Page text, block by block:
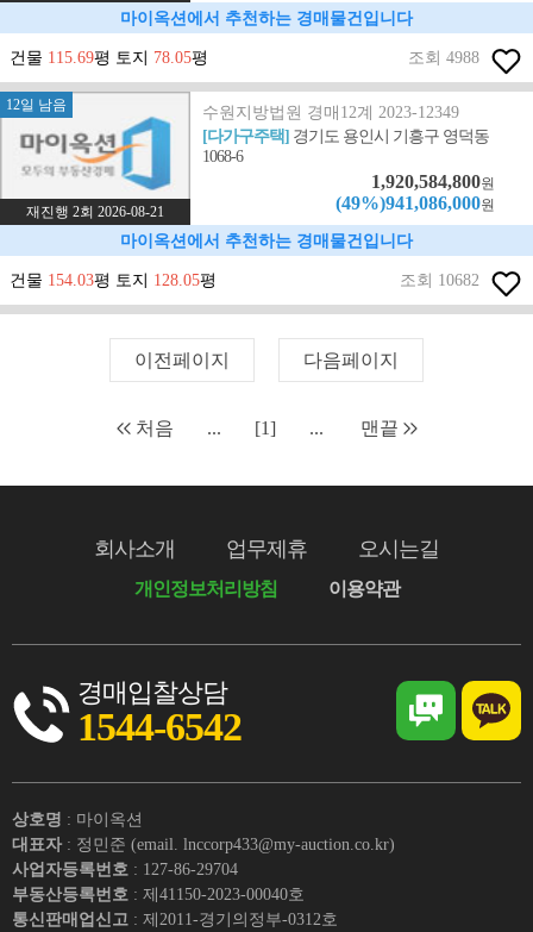
마이옥션에서 추천하는 경매물건입니다
건물 115.69평 토지 78.05평 조회 4988
12일 남음
재진행 2회 2026-08-21
수원지방법원 경매12계 2023-12349
[다가구주택] 경기도 용인시 기흥구 영덕동
1068-6
1,920,584,800원
(49%)941,086,000원
마이옥션에서 추천하는 경매물건입니다
건물 154.03평 토지 128.05평 조회 10682
이전페이지 다음페이지
처음 ... [1] ... 맨끝
회사소개 업무제휴 오시는길
개인정보처리방침 이용약관
경매입찰상담
1544-6542
상호명 : 마이옥션
대표자 : 정민준 (email. lnccorp433@my-auction.co.kr)
사업자등록번호 : 127-86-29704
부동산등록번호 : 제41150-2023-00040호
통신판매업신고 : 제2011-경기의정부-0312호